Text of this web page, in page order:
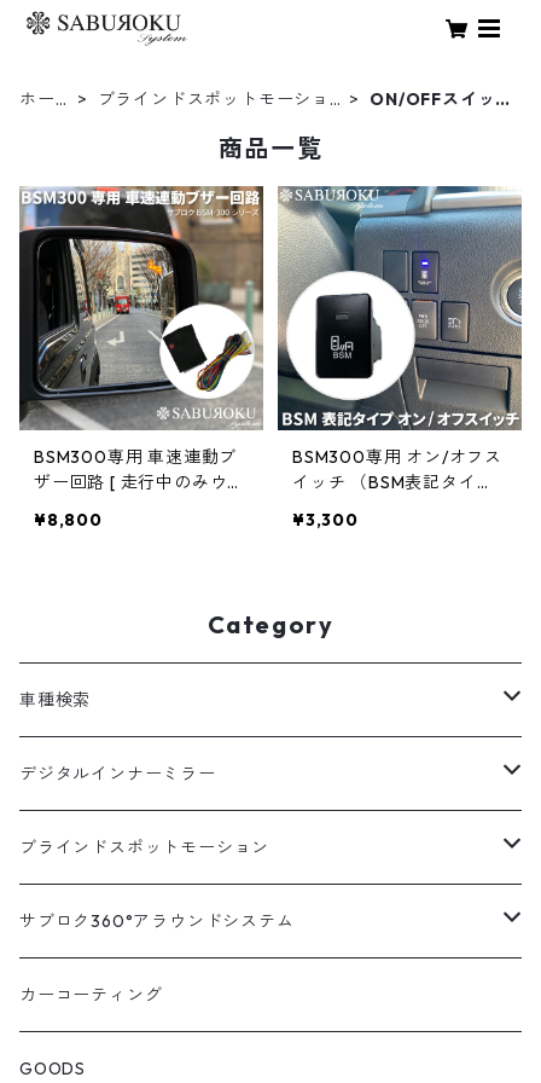
ホー
ブラインドスポットモーショ
ON/OFFスイッ
商品一覧
BSM300専用 車速連動ブ
ザー回路 [ 走行中のみウイ
用したい場合に時速約45k
¥8,800
BSM300専用 オン/オフス
イッチ （BSM表記タイ
M機能をON/OFFさせたい
¥3,300
Category
車種検索
汎用
トヨタ
ハイエース200系
アルファード・ヴェルファイア30系
ニッサン
エルグランドE52系
エルグランドE51系
ホンダ
オデッセイRC系
マツダ
デジタルインナーミラー
汎用キット
車種別対応キット
トヨタ
ニッサン
オプション
交換アーム付きキット
ブラインドスポットモーション
汎用キット
車種別ミラー付セット
ON/OFFスイッチ
サブロク360°アラウンドシステム
アラウンドシステム本体
オプション
カーコーティング
GOODS